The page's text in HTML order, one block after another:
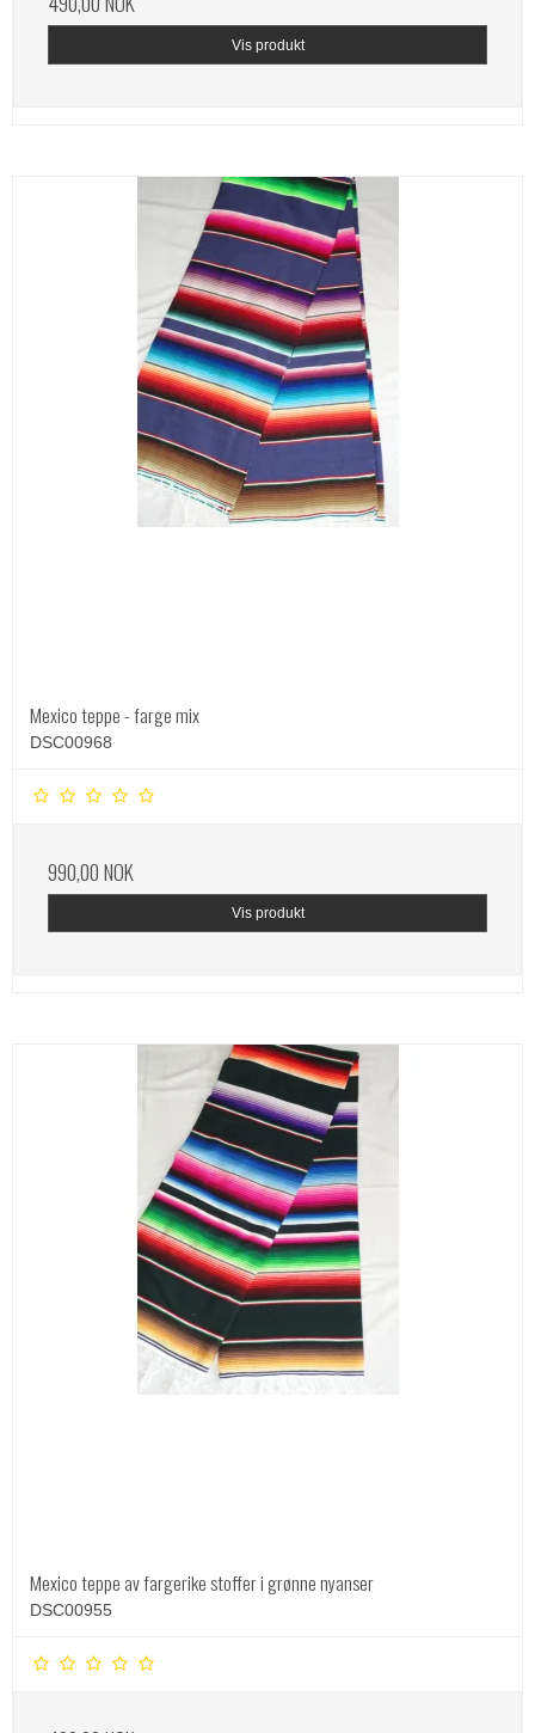
Vis produkt
Mexico teppe - farge mix
DSC00968
990,00 NOK
Vis produkt
Mexico teppe av fargerike stoffer i grønne nyanser
DSC00955